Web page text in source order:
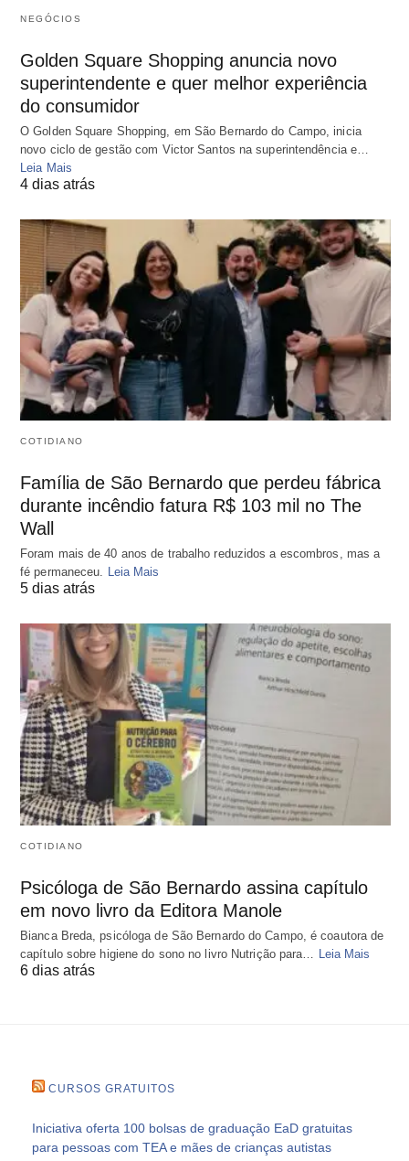
NEGÓCIOS
Golden Square Shopping anuncia novo
superintendente e quer melhor experiência
do consumidor
O Golden Square Shopping, em São Bernardo do Campo, inicia
novo ciclo de gestão com Victor Santos na superintendência e…
Leia Mais
4 dias atrás
COTIDIANO
Família de São Bernardo que perdeu fábrica
durante incêndio fatura R$ 103 mil no The
Wall
Foram mais de 40 anos de trabalho reduzidos a escombros, mas a
fé permaneceu. Leia Mais
5 dias atrás
COTIDIANO
Psicóloga de São Bernardo assina capítulo
em novo livro da Editora Manole
Bianca Breda, psicóloga de São Bernardo do Campo, é coautora de
capítulo sobre higiene do sono no livro Nutrição para…
Leia Mais
6 dias atrás
CURSOS GRATUITOS
Iniciativa oferta 100 bolsas de graduação EaD gratuitas
para pessoas com TEA e mães de crianças autistas